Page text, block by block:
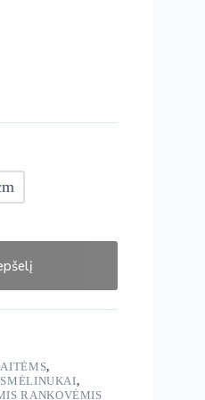
,
SMĖLINUKAI,
RANKOVĖMIS